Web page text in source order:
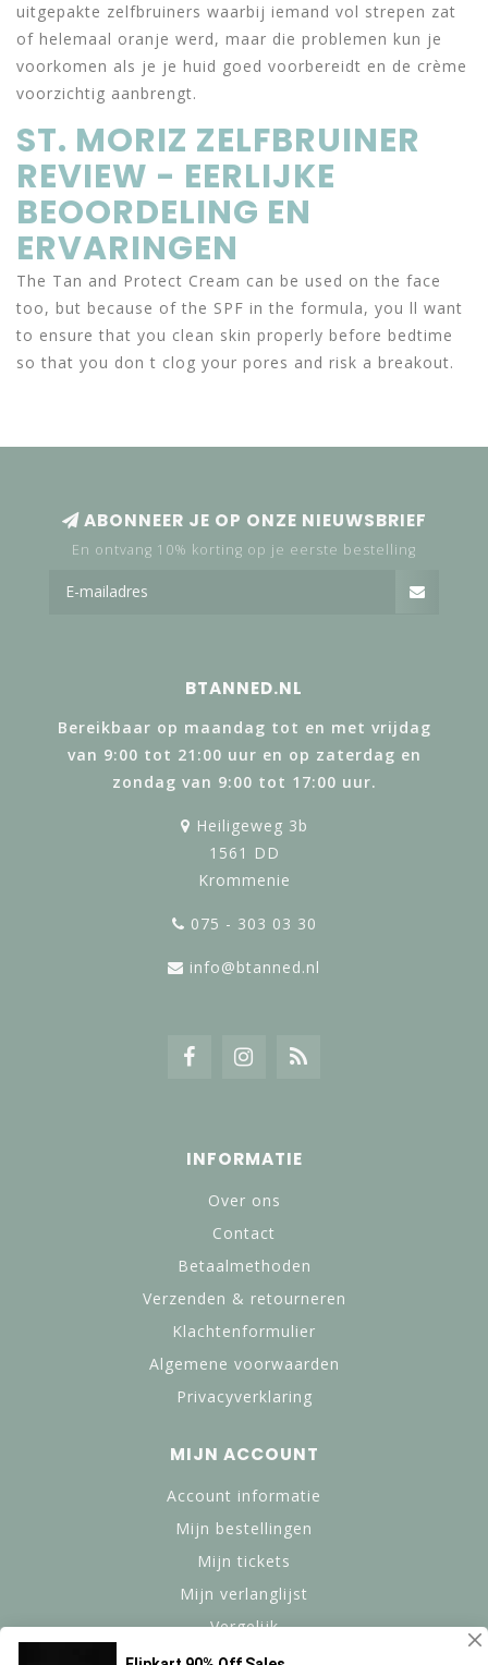
uitgepakte zelfbruiners waarbij iemand vol strepen zat
of helemaal oranje werd, maar die problemen kun je
voorkomen als je je huid goed voorbereidt en de crème
voorzichtig aanbrengt.
ST. MORIZ ZELFBRUINER
REVIEW - EERLIJKE
BEOORDELING EN
ERVARINGEN
The Tan and Protect Cream can be used on the face
too, but because of the SPF in the formula, you ll want
to ensure that you clean skin properly before bedtime
so that you don t clog your pores and risk a breakout.
ABONNEER JE OP ONZE NIEUWSBRIEF
En ontvang 10% korting op je eerste bestelling
BTANNED.NL
Bereikbaar op maandag tot en met vrijdag
van 9:00 tot 21:00 uur en op zaterdag en
zondag van 9:00 tot 17:00 uur.
Heiligeweg 3b
1561 DD
Krommenie
075 - 303 03 30
info@btanned.nl
INFORMATIE
Over ons
Contact
Betaalmethoden
Verzenden & retourneren
Klachtenformulier
Algemene voorwaarden
Privacyverklaring
MIJN ACCOUNT
Account informatie
Mijn bestellingen
Mijn tickets
Mijn verlanglijst
Vergelijk
Alle producten